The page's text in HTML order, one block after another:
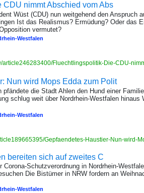
nimmt Abschied vom Abs
Wüst (CDU) nun weitgehend den Anspruch
Ist das Realismus? Ermüdung? Oder das
vermutet?
Westfalen
article246283400/Fluechtlingspolitik-Die-CDU-
Nun wird Mops Edda zum Polit
pfändete die Stadt Ahlen den Hund einer
schlug weit über Nordrhein-Westfalen
Westfalen
Gepfaendetes-Haustier-Nun-wird-
bereiten sich auf zweites C
Corona-Schutzverordnung in Nordrhein-
Die Bistümer in NRW fordern an
Westfalen